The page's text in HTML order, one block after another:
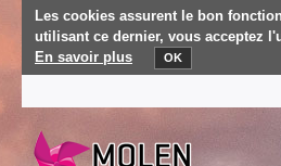
Les cookies assurent le bon
utilisant ce dernier, vous acceptez
En savoir plus
OK